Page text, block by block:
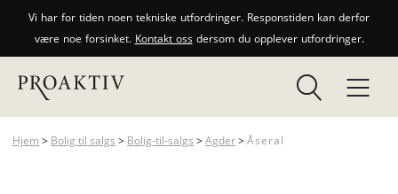
Vi har for tiden noen tekniske utfordringer. Responstiden kan derfor
være noe forsinket. Kontakt ossdersom du opplever utfordringer.
Hjem > Bolig til salgs > Bolig-til-salgs >Agder>Åseral